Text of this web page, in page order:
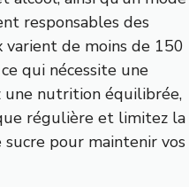
responsables des
varient de moins de 150
qui nécessite une
nutrition équilibrée,
régulière et limitez la
sucre pour maintenir vos